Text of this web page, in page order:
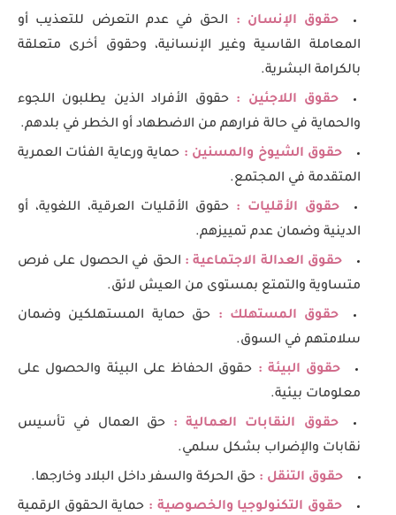
حقوق الإنسان : الحق في عدم التعرض للتعذيب أو
المعاملة القاسية وغير الإنسانية، وحقوق أخرى متعلقة
بالكرامة البشرية.
حقوق اللاجئين : حقوق الأفراد الذين يطلبون اللجوء
والحماية في حالة فرارهم من الاضطهاد أو الخطر في بلدهم.
حقوق الشيوخ والمسنين : حماية ورعاية الفئات العمرية
المتقدمة في المجتمع.
حقوق الأقليات : حقوق الأقليات العرقية، اللغوية، أو
الدينية وضمان عدم تمييزهم.
حقوق العدالة الاجتماعية : الحق في الحصول على فرص
متساوية والتمتع بمستوى من العيش لائق.
حقوق المستهلك : حق حماية المستهلكين وضمان
سلامتهم في السوق.
حقوق البيئة : حقوق الحفاظ على البيئة والحصول على
معلومات بيئية.
حقوق النقابات العمالية :
حق العمال في تأسيس
نقابات والإضراب بشكل سلمي.
حقوق التنقل : حق الحركة والسفر داخل البلاد وخارجها.
حقوق التكنولوجيا والخصوصية : حماية الحقوق الرقمية